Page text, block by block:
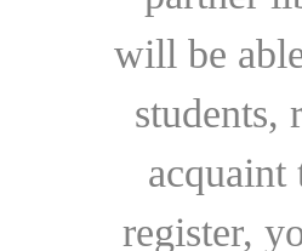
will be
students,
register,